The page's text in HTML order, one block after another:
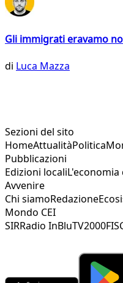
Gli immigrati eravamo
di Luca Mazza
Sezioni del sito
HomeAttualitàPolitica
Pubblicazioni
Edizioni localiL'economia
Avvenire
Chi siamoRedazione
Mondo CEI
SIRRadio InBluTV2000